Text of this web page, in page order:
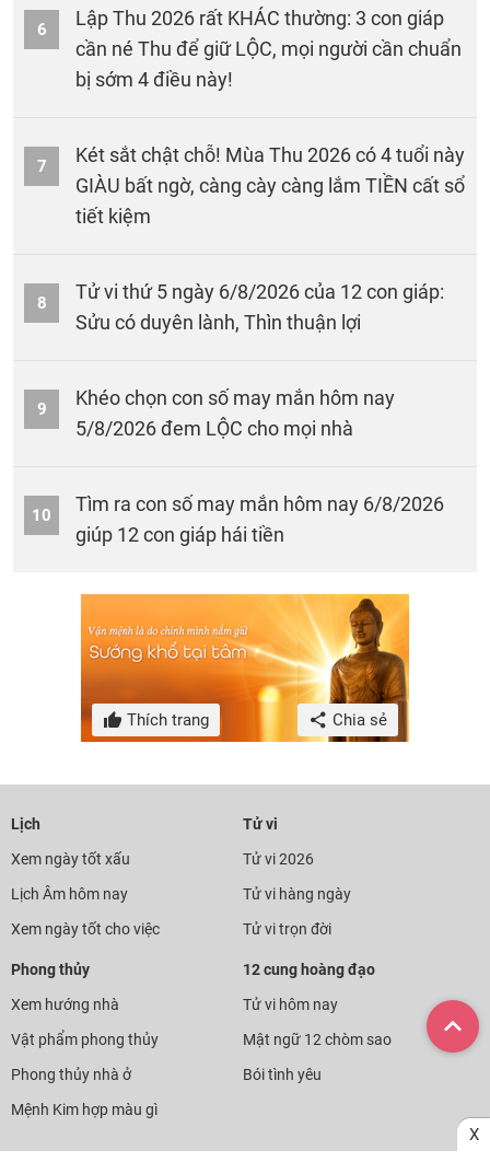
6
Lập Thu 2026 rất KHÁC thường: 3 con giáp
cần né Thu để giữ LỘC, mọi người cần chuẩn
bị sớm 4 điều này!
7
Két sắt chật chỗ! Mùa Thu 2026 có 4 tuổi này
GIÀU bất ngờ, càng cày càng lắm TIỀN cất sổ
tiết kiệm
8
Tử vi thứ 5 ngày 6/8/2026 của 12 con giáp:
Sửu có duyên lành, Thìn thuận lợi
9
Khéo chọn con số may mắn hôm nay
5/8/2026 đem LỘC cho mọi nhà
10
Tìm ra con số may mắn hôm nay 6/8/2026
giúp 12 con giáp hái tiền
Thích trang Chia sẻ
Lịch
Xem ngày tốt xấu
Lịch Âm hôm nay
Xem ngày tốt cho việc
Tử vi
Tử vi 2026
Tử vi hàng ngày
Tử vi trọn đời
Phong thủy
Xem hướng nhà
Vật phẩm phong thủy
Phong thủy nhà ở
Mệnh Kim hợp màu gì
12 cung hoàng đạo
Tử vi hôm nay
Mật ngữ 12 chòm sao
Bói tình yêu
X